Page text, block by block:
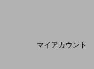
マイアカウント